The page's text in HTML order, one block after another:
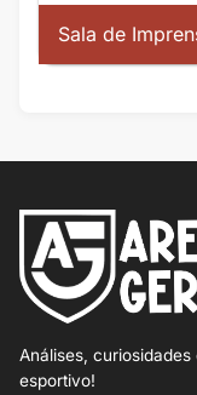
Sala de
Análises,
esportivo!